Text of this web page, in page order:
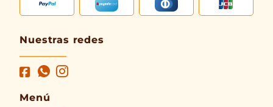
Nuestras redes
Menú